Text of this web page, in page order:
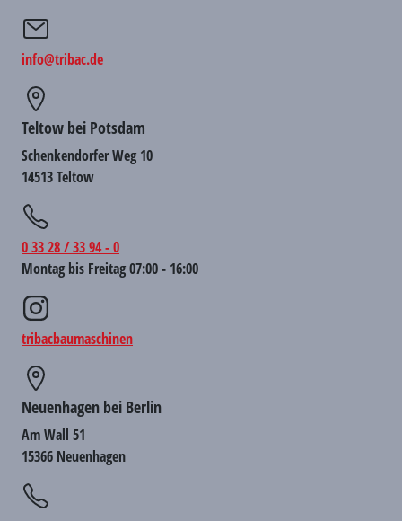
info@tribac.de
Teltow bei Potsdam
Schenkendorfer Weg 10
14513 Teltow
0 33 28 / 33 94 - 0
Montag bis Freitag 07:00 - 16:00
tribacbaumaschinen
Neuenhagen bei Berlin
Am Wall 51
15366 Neuenhagen